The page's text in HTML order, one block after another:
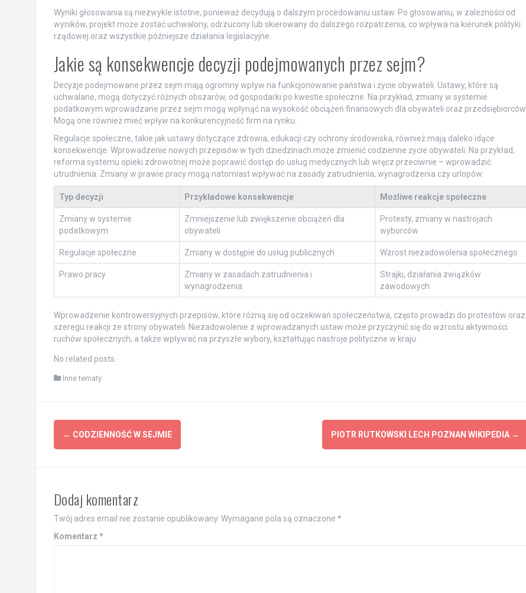
Wyniki głosowania są niezwykle istotne, ponieważ decydują o dalszym procedowaniu ustaw. Po głosowaniu, w zależności od
wyników, projekt może zostać uchwalony, odrzucony lub skierowany do dalszego rozpatrzenia, co wpływa na kierunek polityki
rządowej oraz wszystkie późniejsze działania legislacyjne.
Jakie są konsekwencje decyzji podejmowanych przez sejm?
Decyzje podejmowane przez sejm mają ogromny wpływ na funkcjonowanie państwa i życie obywateli. Ustawy, które są
uchwalane, mogą dotyczyć różnych obszarów, od gospodarki po kwestie społeczne. Na przykład, zmiany w systemie
podatkowym wprowadzane przez sejm mogą wpłynąć na wysokość obciążeń finansowych dla obywateli oraz przedsiębiorców.
Mogą one również mieć wpływ na konkurencyjność firm na rynku.
Regulacje społeczne, takie jak ustawy dotyczące zdrowia, edukacji czy ochrony środowiska, również mają daleko idące
konsekwencje. Wprowadzenie nowych przepisów w tych dziedzinach może zmienić codzienne życie obywateli. Na przykład,
reforma systemu opieki zdrowotnej może poprawić dostęp do usług medycznych lub wręcz przeciwnie – wprowadzić
utrudnienia. Zmiany w prawie pracy mogą natomiast wpływać na zasady zatrudnienia, wynagrodzenia czy urlopów.
Typ decyzji Przykładowe konsekwencje Możliwe reakcje społeczne
Zmiany w systemie
podatkowym
Zmniejszenie lub zwiększenie obciążeń dla
obywateli
Protesty, zmiany w nastrojach
wyborców
Regulacje społeczne Zmiany w dostępie do usług publicznych Wzrost niezadowolenia społecznego
Prawo pracy
Zmiany w zasadach zatrudnienia i
wynagrodzenia
Strajki, działania związków
zawodowych
Wprowadzenie kontrowersyjnych przepisów, które różnią się od oczekiwań społeczeństwa, często prowadzi do protestów oraz
szeregu reakcji ze strony obywateli. Niezadowolenie z wprowadzanych ustaw może przyczynić się do wzrostu aktywności
ruchów społecznych, a także wpływać na przyszłe wybory, kształtując nastroje polityczne w kraju.
No related posts.
Inne tematy
Post
navigation
← CODZIENNOŚĆ W SEJMIE PIOTR RUTKOWSKI LECH POZNAN WIKIPEDIA →
Dodaj komentarz
Twój adres email nie zostanie opublikowany. Wymagane pola są oznaczone *
Komentarz *